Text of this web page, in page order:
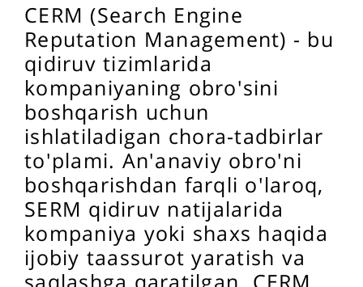
CERM (Search Engine
Reputation Management) - bu
qidiruv tizimlarida
kompaniyaning obro'sini
boshqarish uchun
ishlatiladigan chora-tadbirlar
to'plami. An'anaviy obro'ni
boshqarishdan farqli o'laroq,
SERM qidiruv natijalarida
kompaniya yoki shaxs haqida
ijobiy taassurot yaratish va